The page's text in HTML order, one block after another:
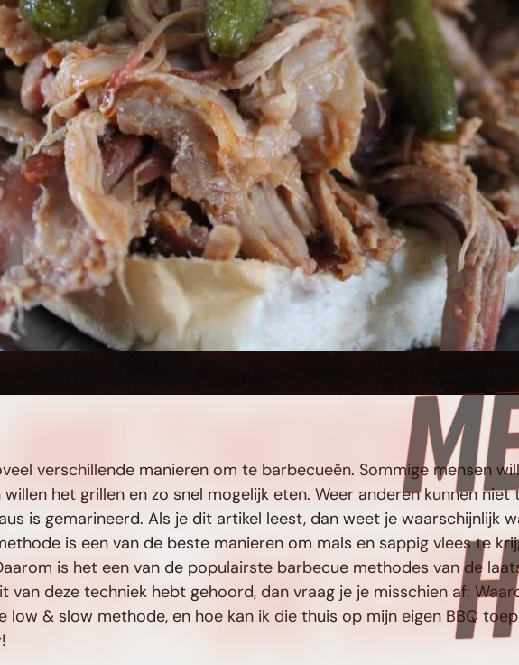
verschillende manieren om te barbecueën. Sommige mensen
willen het grillen en zo snel mogelijk eten. Weer anderen kunnen
is gemarineerd. Als je dit artikel leest, dan weet je waarschijnlijk
is een van de beste manieren om mals en sappig vlees te
is het een van de populairste barbecue methodes van de
van deze techniek hebt gehoord, dan vraag je je misschien af:
low & slow methode, en hoe kan ik die thuis op mijn eigen BBQ